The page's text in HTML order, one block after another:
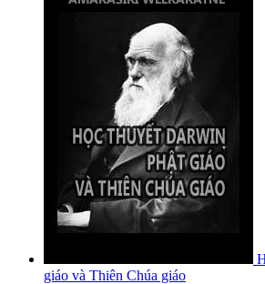
giáo và Thiên Chúa giáo